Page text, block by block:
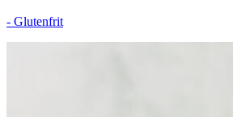
- Glutenfrit